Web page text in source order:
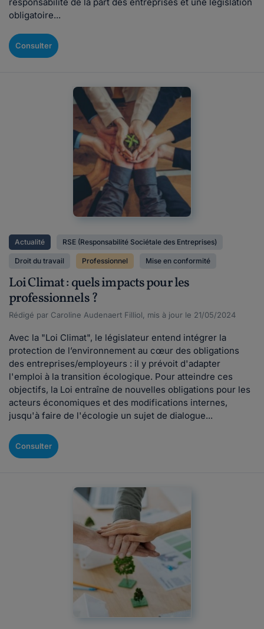
obligatoire...
Consulter
Actualité RSE (Responsabilité Sociétale des Entreprises)
Droit du travail Professionnel Mise en conformité
Loi Climat : quels impacts pour les
professionnels ?
Rédigé par Caroline Audenaert Filliol, mis à jour le 21/05/2024
Avec la "Loi Climat", le législateur entend intégrer la
protection de l’environnement au cœur des obligations
des entreprises/employeurs : il y prévoit d'adapter
l'emploi à la transition écologique. Pour atteindre ces
objectifs, la Loi entraîne de nouvelles obligations pour les
acteurs économiques et des modifications internes,
jusqu'à faire de l'écologie un sujet de dialogue...
Consulter